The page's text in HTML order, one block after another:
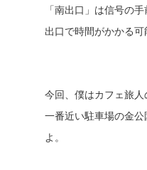
「南出口」は信号の
出口で時間がかかる可
今回、僕はカフェ旅人
一番近い駐車場の金
よ。